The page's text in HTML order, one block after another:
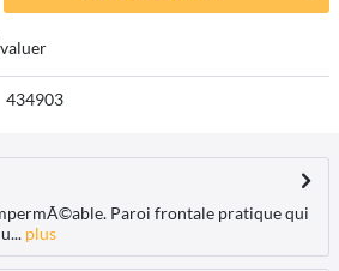
434903
Paroi frontale pratique qui
plus